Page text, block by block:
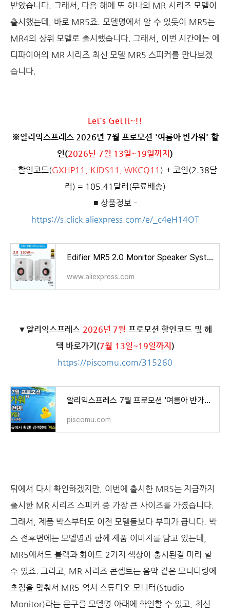
받았습니다. 그래서, 다음 해에 또 하나의 MR 시리즈 모델이
출시했는데, 바로 MR5죠. 모델명에서 알 수 있듯이 MR5는
MR4의 상위 모델로 출시했습니다. 그래서, 이번 시간에는 에
디파이어의 MR 시리즈 최신 모델 MR5 스피커를 만나보겠
습니다.
Let's Get It~!!
※알리익스프레스 2026년 7월 프로모션 '여름아 반가워' 할
인(2026년 7월 13일~19일까지 )
- 할인코드(GXHP11, KJDS11, WKCQ11) + 코인(2.38달
러) = 105.41달러(무료배송)
■ 상품정보 -
https://s.click.aliexpress.com/e/_c4eH14OT
Edifier MR5 2.0 Monitor Speaker System Bluetooth V6.0 LDAC Hi-Res Wiresless Speakers 3-Way Active Crossover 110W RMS
www.aliexpress.com
▼알리익스프레스 2026년 7월 프로모션 할인코드 및 혜
택 바로가기(7월 13일~19일까지 )
https://piscomu.com/315260
알리익스프레스 7월 프로모션 '여름아 반가워' 할인코드 및 추천템(7월 19일까지)
piscomu.com
뒤에서 다시 확인하겠지만, 이번에 출시한 MR5는 지금까지
출시한 MR 시리즈 스피커 중 가장 큰 사이즈를 가졌습니다.
그래서, 제품 박스부터도 이전 모델들보다 부피가 큽니다. 박
스 전후면에는 모델명과 함께 제품 이미지를 담고 있는데,
MR5에서도 블랙과 화이트 2가지 색상이 출시된걸 미리 할
수 있죠. 그리고, MR 시리즈 콘셉트는 음악 같은 모니터링에
초점을 맞춰서 MR5 역시 스튜디오 모니터(Studio
Monitor)라는 문구를 모델명 아래에 확인할 수 있고, 최신